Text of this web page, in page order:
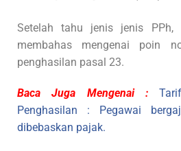
Setelah tahu jenis jenis
membahas mengenai poin
penghasilan pasal 23.
Baca Juga Mengenai :
Penghasilan : Pegawai
dibebaskan pajak.